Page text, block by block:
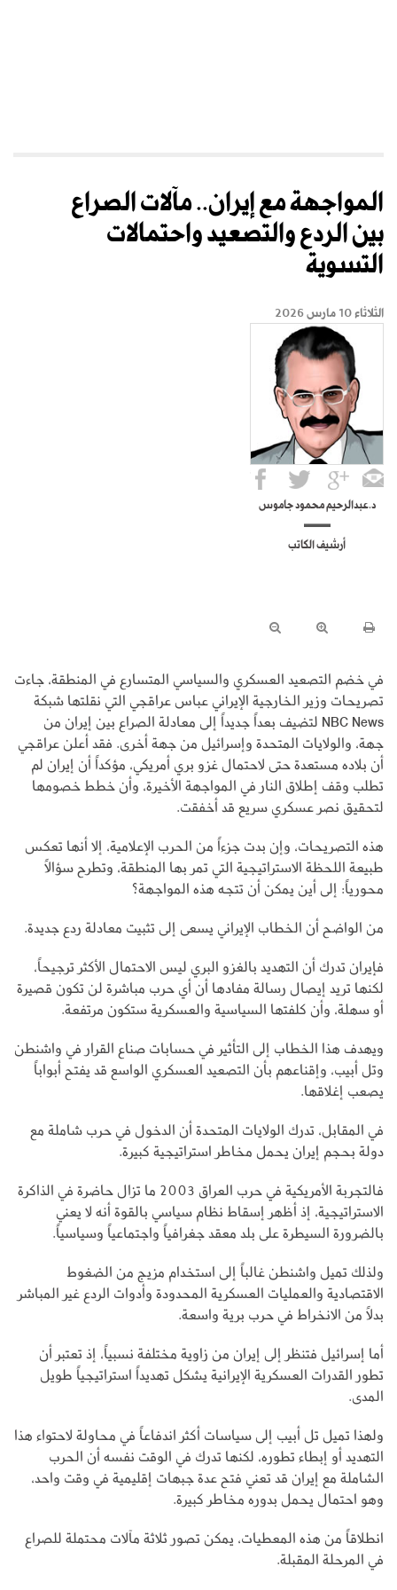
المواجهة مع إيران.. مآلات الصراع
بين الردع والتصعيد واحتمالات
التسوية
الثلاثاء 10 مارس 2026
د.عبدالرحيم محمود جاموس
أرشيف الكاتب
في خضم التصعيد العسكري والسياسي المتسارع في المنطقة، جاءت
تصريحات وزير الخارجية الإيراني عباس عراقجي التي نقلتها شبكة
NBC News لتضيف بعداً جديداً إلى معادلة الصراع بين إيران من
جهة، والولايات المتحدة وإسرائيل من جهة أخرى. فقد أعلن عراقجي
أن بلاده مستعدة حتى لاحتمال غزو بري أمريكي، مؤكداً أن إيران لم
تطلب وقف إطلاق النار في المواجهة الأخيرة، وأن خطط خصومها
لتحقيق نصر عسكري سريع قد أخفقت.
هذه التصريحات، وإن بدت جزءاً من الحرب الإعلامية، إلا أنها تعكس
طبيعة اللحظة الاستراتيجية التي تمر بها المنطقة، وتطرح سؤالاً
محورياً: إلى أين يمكن أن تتجه هذه المواجهة؟
من الواضح أن الخطاب الإيراني يسعى إلى تثبيت معادلة ردع جديدة.
فإيران تدرك أن التهديد بالغزو البري ليس الاحتمال الأكثر ترجيحاً،
لكنها تريد إيصال رسالة مفادها أن أي حرب مباشرة لن تكون قصيرة
أو سهلة، وأن كلفتها السياسية والعسكرية ستكون مرتفعة.
ويهدف هذا الخطاب إلى التأثير في حسابات صناع القرار في واشنطن
وتل أبيب، وإقناعهم بأن التصعيد العسكري الواسع قد يفتح أبواباً
يصعب إغلاقها.
في المقابل، تدرك الولايات المتحدة أن الدخول في حرب شاملة مع
دولة بحجم إيران يحمل مخاطر استراتيجية كبيرة.
فالتجربة الأمريكية في حرب العراق 2003 ما تزال حاضرة في الذاكرة
الاستراتيجية، إذ أظهر إسقاط نظام سياسي بالقوة أنه لا يعني
بالضرورة السيطرة على بلد معقد جغرافياً واجتماعياً وسياسياً.
ولذلك تميل واشنطن غالباً إلى استخدام مزيج من الضغوط
الاقتصادية والعمليات العسكرية المحدودة وأدوات الردع غير المباشر
بدلاً من الانخراط في حرب برية واسعة.
أما إسرائيل فتنظر إلى إيران من زاوية مختلفة نسبياً، إذ تعتبر أن
تطور القدرات العسكرية الإيرانية يشكل تهديداً استراتيجياً طويل
المدى.
ولهذا تميل تل أبيب إلى سياسات أكثر اندفاعاً في محاولة لاحتواء هذا
التهديد أو إبطاء تطوره، لكنها تدرك في الوقت نفسه أن الحرب
الشاملة مع إيران قد تعني فتح عدة جبهات إقليمية في وقت واحد،
وهو احتمال يحمل بدوره مخاطر كبيرة.
انطلاقاً من هذه المعطيات، يمكن تصور ثلاثة مآلات محتملة للصراع
في المرحلة المقبلة.